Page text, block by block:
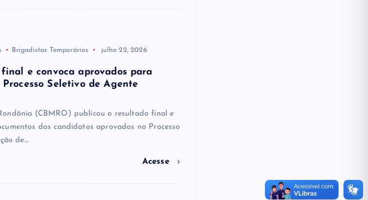
Brigadistas Temporários julho 22, 2026
e convoca aprovados para
Seletivo de Agente
(CBMRO) publicou o resultado final e
dos candidatos aprovados no Processo
de…
Acesse